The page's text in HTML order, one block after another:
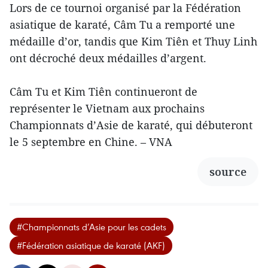
Lors de ce tournoi organisé par la Fédération
asiatique de karaté, Câm Tu a remporté une
médaille d’or, tandis que Kim Tiên et Thuy Linh
ont décroché deux médailles d’argent.
Câm Tu et Kim Tiên continueront de
représenter le Vietnam aux prochains
Championnats d’Asie de karaté, qui débuteront
le 5 septembre en Chine. – VNA
source
#Championnats d’Asie pour les cadets
#Fédération asiatique de karaté (AKF)